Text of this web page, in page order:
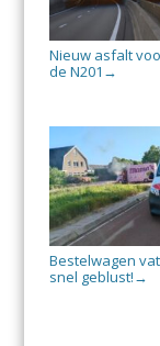
Nieuw asfalt
de N201 →
Bestelwagen
snel geblust! →